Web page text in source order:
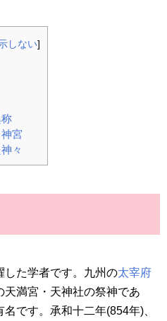
しない]
宮
々
した学者です。九州の太宰府
天満宮・天神社の祭神であ
です。承和十二年(854年)、